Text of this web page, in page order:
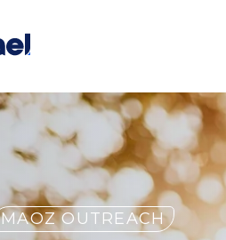
MAOZ OUTREACH